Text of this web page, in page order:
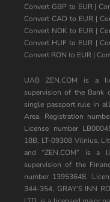
Convert GBP to EUR|
Convert CAD to EUR |
Convert NOK to EUR|
Convert HUF to EUR |
Convert RON to EUR |
UAB ZEN.COM is a
supervision of the Bank
single passport rule in
Area. Registration
License number
18B, LT-09308 Vilnius,
and “ZEN.COM” is a
supervision of the
number 13953648.
344-354, GRAY’S INN